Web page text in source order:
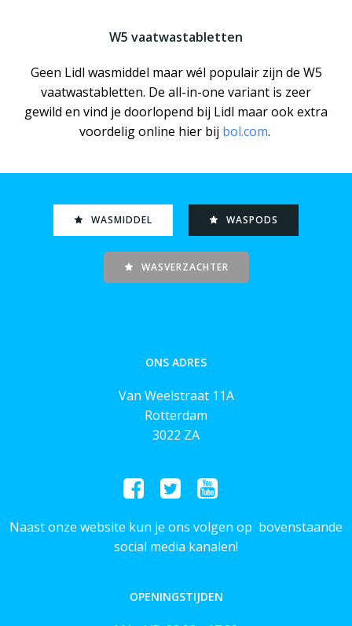
W5 vaatwastabletten
Geen Lidl wasmiddel maar wél populair zijn de W5
vaatwastabletten. De all-in-one variant is zeer
gewild en vind je doorlopend bij Lidl maar ook extra
voordelig online hier bij bol.com.
WASMIDDEL WASPODS
WASVERZACHTER
ONS ADRES
Van Weelstraat 11A
Rotterdam
3022 ZA
Naast onze website kun je ons volgen op bovenstaande
social media kanalen!
OPENINGSTIJDEN